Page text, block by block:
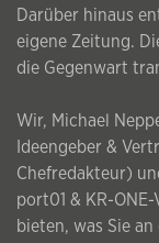
Darüber hinaus
eigene Zeitung.
die Gegenwart
Wir, Michael
Ideengeber &
Chefredakteur)
port01 & KR-
bieten, was Sie